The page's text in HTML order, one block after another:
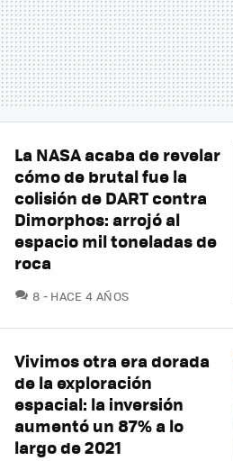
La NASA acaba de revelar
cómo de brutal fue la
colisión de DART contra
Dimorphos: arrojó al
espacio mil toneladas de
roca
8 COMENTARIOS
HACE 4 AÑOS
Vivimos otra era dorada
de la exploración
espacial: la inversión
aumentó un 87% a lo
largo de 2021